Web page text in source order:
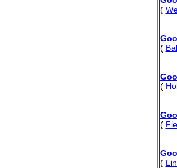
(
(
(
(
(